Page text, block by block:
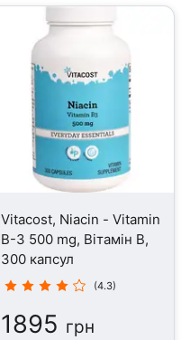
Vitacost, Niacin - Vitamin
B-3 500 mg, Вітамін B,
300 капсул
(4.3)
1895 грн